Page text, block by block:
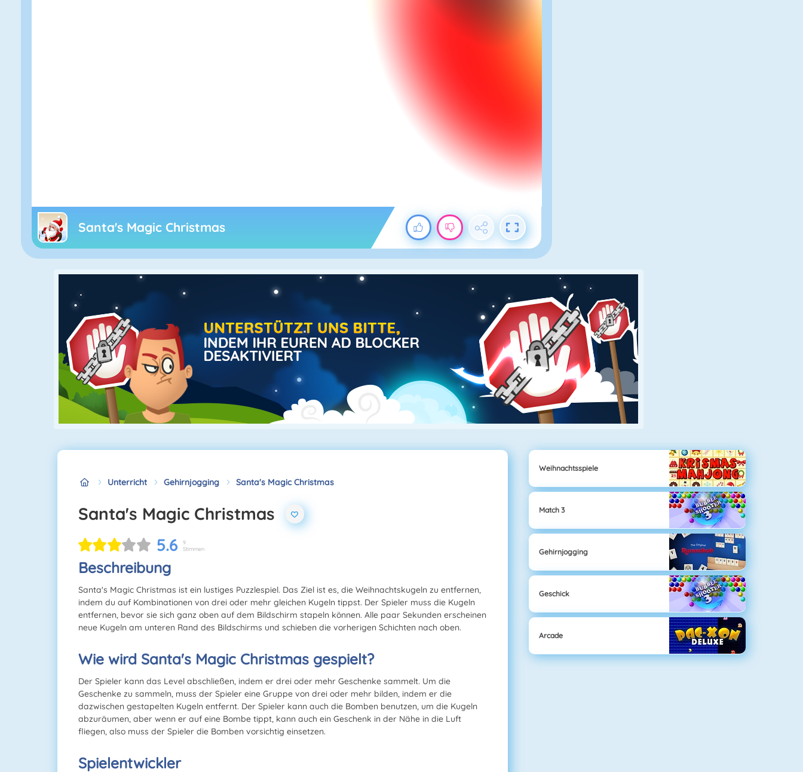
Santa's Magic Christmas
Unterricht Gehirnjogging Santa's Magic Christmas
Santa's Magic Christmas
5.6
9
Stimmen
Beschreibung
Santa's Magic Christmas ist ein lustiges Puzzlespiel. Das Ziel ist es, die Weihnachtskugeln zu entfernen,
indem du auf Kombinationen von drei oder mehr gleichen Kugeln tippst. Der Spieler muss die Kugeln
entfernen, bevor sie sich ganz oben auf dem Bildschirm stapeln können. Alle paar Sekunden erscheinen
neue Kugeln am unteren Rand des Bildschirms und schieben die vorherigen Schichten nach oben.
Wie wird Santa's Magic Christmas gespielt?
Der Spieler kann das Level abschließen, indem er drei oder mehr Geschenke sammelt. Um die
Geschenke zu sammeln, muss der Spieler eine Gruppe von drei oder mehr bilden, indem er die
dazwischen gestapelten Kugeln entfernt. Der Spieler kann auch die Bomben benutzen, um die Kugeln
abzuräumen, aber wenn er auf eine Bombe tippt, kann auch ein Geschenk in der Nähe in die Luft
fliegen, also muss der Spieler die Bomben vorsichtig einsetzen.
Spielentwickler
Weihnachtsspiele
Match 3
Gehirnjogging
Geschick
Arcade